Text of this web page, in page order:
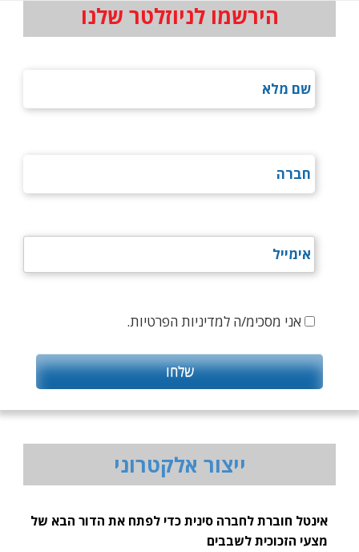
הירשמו לניוזלטר שלנו
אני מסכימ/ה למדיניות הפרטיות.
ייצור אלקטרוני
אינטל חוברת לחברה סינית כדי לפתח את הדור הבא של
מצעי הזכוכית לשבבים